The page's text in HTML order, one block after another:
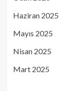
Haziran 2025
Mayıs 2025
Nisan 2025
Mart 2025